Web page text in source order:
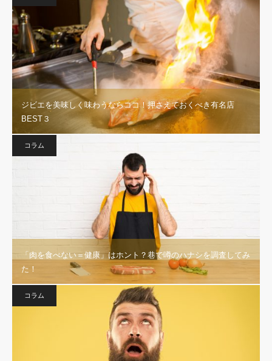
ジビエを美味しく味わうならココ！押さえておくべき有名店
BEST３
コラム
「肉を食べない＝健康」はホント？巷で噂のハナシを調査してみ
た！
コラム